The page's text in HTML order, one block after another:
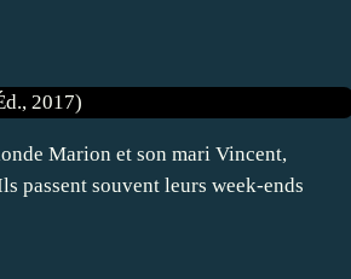
Marion et son mari Vincent,
passent souvent leurs week-ends